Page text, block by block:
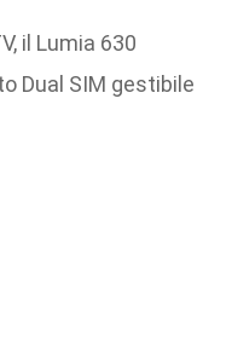
il Lumia 630
Dual SIM gestibile